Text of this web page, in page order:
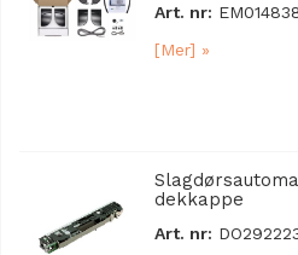
Art. nr:
[Mer] »
dekkappe
Art. nr: